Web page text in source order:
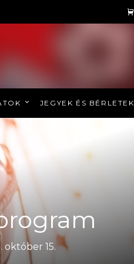
JEGYEK ÉS BÉRLETEK
október 15.